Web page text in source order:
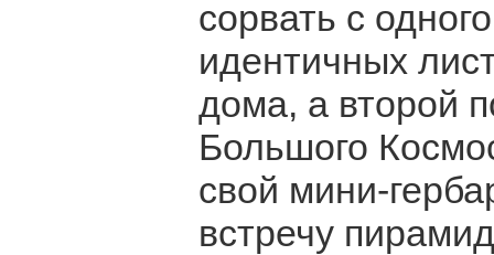
сорвать с
идентичных
дома, а второй
Большого
свой мини-
встречу